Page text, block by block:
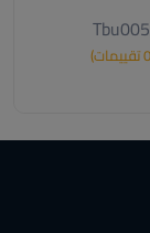
Tbu005